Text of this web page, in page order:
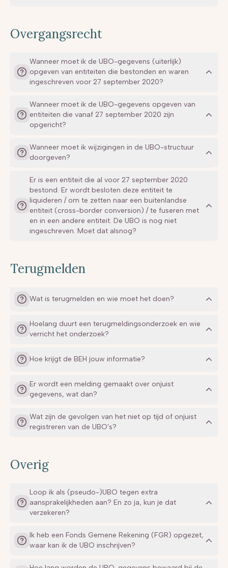
Andere middelen
Feitelijke zeggenschap
Sancties:
Overgangsrecht
Wanneer moet ik de UBO-gegevens (uiterlijk)
opgeven van entiteiten die bestonden en waren
ingeschreven voor 27 september 2020?
Wanneer moet ik de UBO-gegevens opgeven van
entiteiten die vanaf 27 september 2020 zijn
opgericht?
Wanneer moet ik wijzigingen in de UBO-structuur
doorgeven?
Er is een entiteit die al voor 27 september 2020
bestond. Er wordt besloten deze entiteit te
liquideren / om te zetten naar een buitenlandse
entiteit (cross-border conversion) / te fuseren met
en in een andere entiteit. De UBO is nog niet
ingeschreven. Moet dat alsnog?
Terugmelden
Wat is terugmelden en wie moet het doen?
Hoelang duurt een terugmeldingsonderzoek en wie
verricht het onderzoek?
Hoe krijgt de BEH jouw informatie?
Er wordt een melding gemaakt over onjuist
gegevens, wat dan?
Wat zijn de gevolgen van het niet op tijd of onjuist
registreren van de UBO's?
Overig
Loop ik als (pseudo-)UBO tegen extra
aansprakelijkheden aan? En zo ja, kun je dat
verzekeren?
Ik heb een Fonds Gemene Rekening (FGR) opgezet,
waar kan ik de UBO inschrijven?